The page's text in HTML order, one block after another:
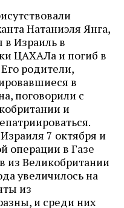
Натаниэля Янга,
в Израиль в
ЦАХАЛа и погиб в
родители,
в
поговорили с
и
7 октября и
операции в Газе
из Великобритании
увеличилось на
из
и среди них